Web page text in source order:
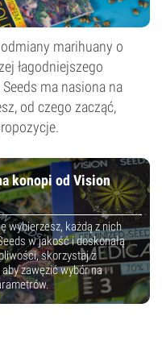
marihuany o
łagodniejszego
ma nasiona na
od czego zacząć,
konopi od Vision
wybierzesz, każdą z nich
w jakość i doskonałą
skorzystaj z
aby zawęzić wybór na